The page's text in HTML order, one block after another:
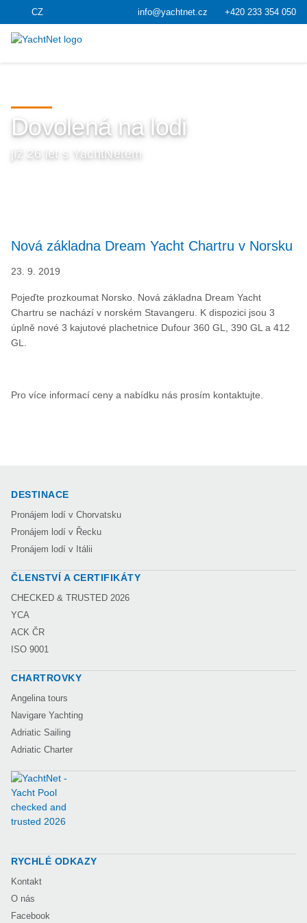
CZ info@yachtnet.cz +420 233 354 050
Dovolená na lodi
již 26 let s YachtNetem
Nová základna Dream Yacht Chartru v Norsku
23. 9. 2019
Pojeďte prozkoumat Norsko. Nová základna Dream Yacht
Chartru se nachází v norském Stavangeru. K dispozici jsou 3
úplně nové 3 kajutové plachetnice Dufour 360 GL, 390 GL a 412
GL.
Pro více informací ceny a nabídku nás prosím kontaktujte.
DESTINACE
Pronájem lodí v Chorvatsku
Pronájem lodí v Řecku
Pronájem lodí v Itálii
ČLENSTVÍ A CERTIFIKÁTY
CHECKED & TRUSTED 2026
YCA
ACK ČR
ISO 9001
CHARTROVKY
Angelina tours
Navigare Yachting
Adriatic Sailing
Adriatic Charter
RYCHLÉ ODKAZY
Kontakt
O nás
Facebook